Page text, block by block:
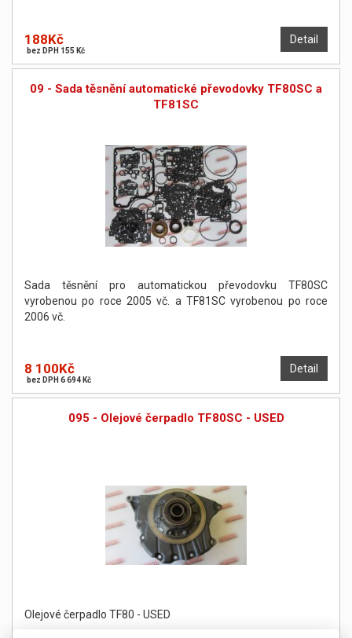
Detail
188Kč
bez DPH 155 Kč
09 - Sada těsnění automatické převodovky TF80SC a
TF81SC
Sada těsnění pro automatickou převodovku TF80SC
vyrobenou po roce 2005 vč. a TF81SC vyrobenou po roce
2006 vč.
Detail
8 100Kč
bez DPH 6 694 Kč
095 - Olejové čerpadlo TF80SC - USED
Olejové čerpadlo TF80 - USED